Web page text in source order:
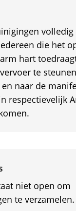
die het
hart
te
naar de
respectievelijk
niet open om
te verzamelen.